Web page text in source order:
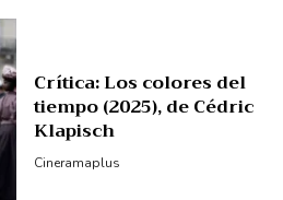
Crítica: Los colores del
tiempo (2025), de Cédric
Klapisch
Cineramaplus